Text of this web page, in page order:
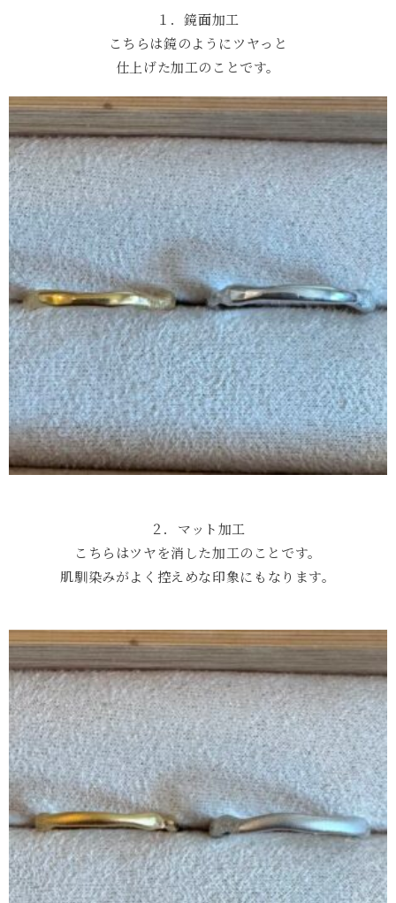
１．鏡面加工
こちらは鏡のようにツヤっと
仕上げた加工のことです。
２．マット加工
こちらはツヤを消した加工のことです。
肌馴染みがよく控えめな印象にもなります。